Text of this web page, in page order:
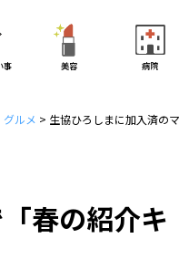
事 美容 病院
グルメ > 生協ひろしまに加入済の
春の紹介キ